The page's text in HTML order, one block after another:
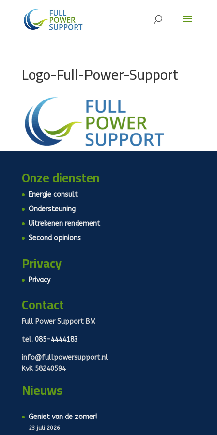
Logo-Full-Power-Support
Onze diensten
Energie consult
Ondersteuning
Uitrekenen rendement
Second opinions
Privacy
Privacy
Contact
Full Power Support B.V.
tel. 085-4444183
info@fullpowersupport.nl
KvK 58240594
Nieuws
Geniet van de zomer!
23 juli 2026